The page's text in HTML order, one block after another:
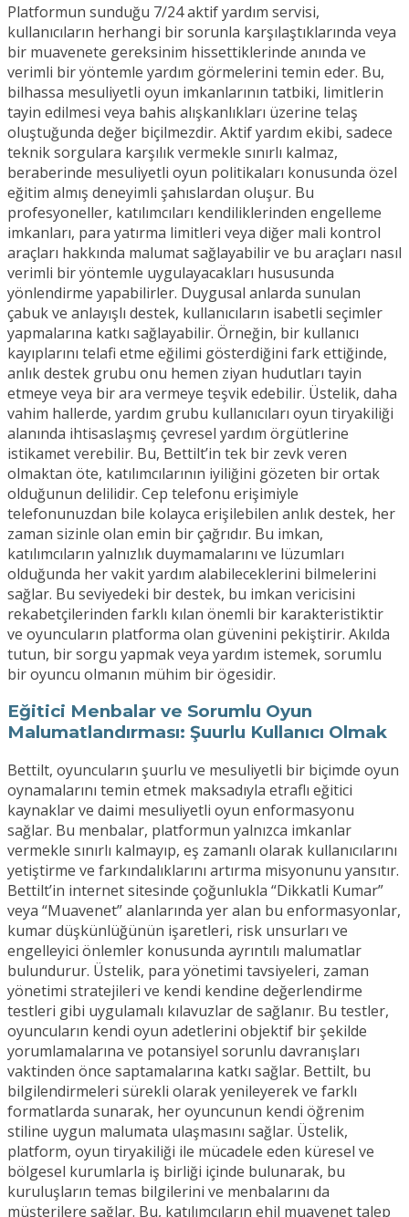
Platformun sunduğu 7/24 aktif yardım servisi,
kullanıcıların herhangi bir sorunla karşılaştıklarında veya
bir muavenete gereksinim hissettiklerinde anında ve
verimli bir yöntemle yardım görmelerini temin eder. Bu,
bilhassa mesuliyetli oyun imkanlarının tatbiki, limitlerin
tayin edilmesi veya bahis alışkanlıkları üzerine telaş
oluştuğunda değer biçilmezdir. Aktif yardım ekibi, sadece
teknik sorgulara karşılık vermekle sınırlı kalmaz,
beraberinde mesuliyetli oyun politikaları konusunda özel
eğitim almış deneyimli şahıslardan oluşur. Bu
profesyoneller, katılımcıları kendiliklerinden engelleme
imkanları, para yatırma limitleri veya diğer mali kontrol
araçları hakkında malumat sağlayabilir ve bu araçları nasıl
verimli bir yöntemle uygulayacakları hususunda
yönlendirme yapabilirler. Duygusal anlarda sunulan
çabuk ve anlayışlı destek, kullanıcıların isabetli seçimler
yapmalarına katkı sağlayabilir. Örneğin, bir kullanıcı
kayıplarını telafi etme eğilimi gösterdiğini fark ettiğinde,
anlık destek grubu onu hemen ziyan hudutları tayin
etmeye veya bir ara vermeye teşvik edebilir. Üstelik, daha
vahim hallerde, yardım grubu kullanıcıları oyun tiryakiliği
alanında ihtisaslaşmış çevresel yardım örgütlerine
istikamet verebilir. Bu, Bettilt’in tek bir zevk veren
olmaktan öte, katılımcılarının iyiliğini gözeten bir ortak
olduğunun delilidir. Cep telefonu erişimiyle
telefonunuzdan bile kolayca erişilebilen anlık destek, her
zaman sizinle olan emin bir çağrıdır. Bu imkan,
katılımcıların yalnızlık duymamalarını ve lüzumları
olduğunda her vakit yardım alabileceklerini bilmelerini
sağlar. Bu seviyedeki bir destek, bu imkan vericisini
rekabetçilerinden farklı kılan önemli bir karakteristiktir
ve oyuncuların platforma olan güvenini pekiştirir. Akılda
tutun, bir sorgu yapmak veya yardım istemek, sorumlu
bir oyuncu olmanın mühim bir ögesidir.
Eğitici Menbalar ve Sorumlu Oyun
Malumatlandırması: Şuurlu Kullanıcı Olmak
Bettilt, oyuncuların şuurlu ve mesuliyetli bir biçimde oyun
oynamalarını temin etmek maksadıyla etraflı eğitici
kaynaklar ve daimi mesuliyetli oyun enformasyonu
sağlar. Bu menbalar, platformun yalnızca imkanlar
vermekle sınırlı kalmayıp, eş zamanlı olarak kullanıcılarını
yetiştirme ve farkındalıklarını artırma misyonunu yansıtır.
Bettilt’in internet sitesinde çoğunlukla “Dikkatli Kumar”
veya “Muavenet” alanlarında yer alan bu enformasyonlar,
kumar düşkünlüğünün işaretleri, risk unsurları ve
engelleyici önlemler konusunda ayrıntılı malumatlar
bulundurur. Üstelik, para yönetimi tavsiyeleri, zaman
yönetimi stratejileri ve kendi kendine değerlendirme
testleri gibi uygulamalı kılavuzlar de sağlanır. Bu testler,
oyuncuların kendi oyun adetlerini objektif bir şekilde
yorumlamalarına ve potansiyel sorunlu davranışları
vaktinden önce saptamalarına katkı sağlar. Bettilt, bu
bilgilendirmeleri sürekli olarak yenileyerek ve farklı
formatlarda sunarak, her oyuncunun kendi öğrenim
stiline uygun malumata ulaşmasını sağlar. Üstelik,
platform, oyun tiryakiliği ile mücadele eden küresel ve
bölgesel kurumlarla iş birliği içinde bulunarak, bu
kuruluşların temas bilgilerini ve menbalarını da
müşterilere sağlar. Bu, katılımcıların ehil muavenet talep